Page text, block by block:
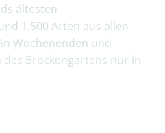
ältesten
1.500 Arten aus allen
Wochenenden und
des Brockengartens nur in